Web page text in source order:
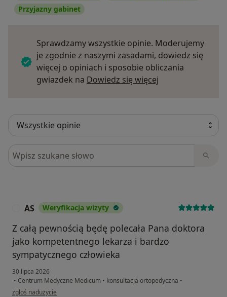
Przyjazny gabinet
Sprawdzamy wszystkie opinie. Moderujemy
je zgodnie z naszymi zasadami, dowiedz się
więcej o opiniach i sposobie obliczania
gwiazdek na Dowiedz się więcej
Szukaj w opiniach
AS Weryfikacja wizyty
Z całą pewnością będę polecała Pana doktora
jako kompetentnego lekarza i bardzo
sympatycznego człowieka
30 lipca 2026
• Centrum Medyczne Medicum • konsultacja ortopedyczna •
w opinii użytkownika AS
zgłoś nadużycie